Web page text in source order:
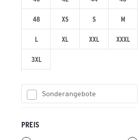
48 XS S M
L XL XXL XXXL
3XL
Sonderangebote
PREIS